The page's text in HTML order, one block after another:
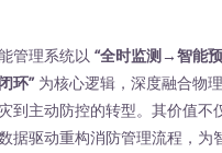
管理系统以“全时监测→智能
环” 为核心逻辑，深度融合物
到主动防控的转型。其价值不
据驱动重构消防管理流程，为